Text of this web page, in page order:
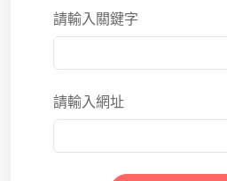
請輸入關鍵字
請輸入網址